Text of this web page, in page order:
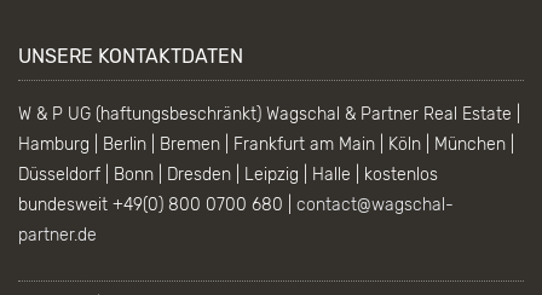
UNSERE KONTAKTDATEN
W & P UG (haftungsbeschränkt) Wagschal & Partner Real Estate |
Hamburg | Berlin | Bremen | Frankfurt am Main | Köln | München |
Düsseldorf | Bonn | Dresden | Leipzig | Halle | kostenlos
bundesweit +49(0) 800 0700 680 | contact@wagschal-
partner.de